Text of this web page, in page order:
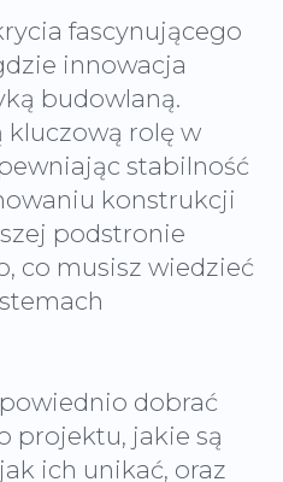
fascynującego
innowacja
budowlaną.
kluczową rolę w
stabilność
konstrukcji
podstronie
co musisz wiedzieć
dobrać
projektu, jakie są
ich unikać, oraz